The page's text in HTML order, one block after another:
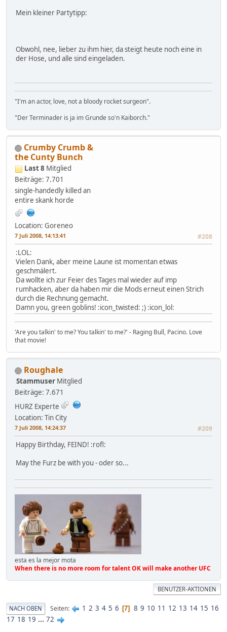
Mein kleiner Partytipp:
Obwohl, nee, lieber zu ihm hier, da steigt heute noch eine in
der Hose, und alle sind eingeladen.
"I'm an actor, love, not a bloody rocket surgeon".
"Der Terminader is ja im Grunde so'n Kaiborch."
Crumby Crumb &
the Cunty Bunch
Last 8 Mitglied
Beiträge: 7.701
single-handedly killed an
entire skank horde
Location: Goreneo
7 Juli 2008, 14:13:41 #208
:LOL:
Vielen Dank, aber meine Laune ist momentan etwas
geschmälert.
Da wollte ich zur Feier des Tages mal wieder auf imp
rumhacken, aber da haben mir die Mods erneut einen Strich
durch die Rechnung gemacht.
Damn you, green goblins! :icon_twisted: ;) :icon_lol:
'Are you talkin' to me? You talkin' to me?' - Raging Bull, Pacino. Love
that movie!
Roughale
Stammuser Mitglied
Beiträge: 7.671
HURZ Experte
Location: Tin City
7 Juli 2008, 14:24:37 #209
Happy Birthday, FEIND! :rofl:
May the Furz be with you - oder so...
esta es la mejor mota
When there is no more room for talent OK will make another UFC
BENUTZER-AKTIONEN
NACH OBEN Seiten 1 2 3 4 5 6 7 8 9 10 11 12 13 14 15 16
17 18 19 ... 72